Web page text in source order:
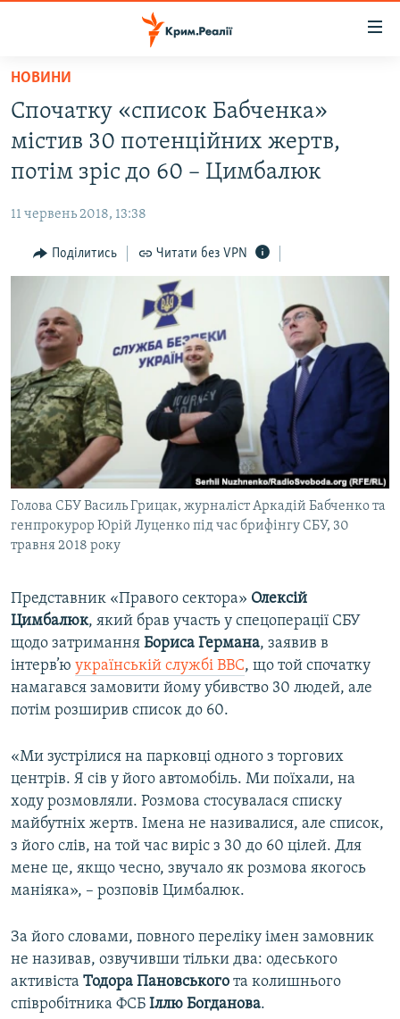
Перейти
основного
матеріалу
Перейти
до
основної
навігації
Перейти
до
ВОДА.КРИМ
ВІДЕО ТА ФОТО
БЛОГИ
ПОГЛЯД
ВСЕ ЗА ДЕНЬ
СПЕЦПРОЕКТИ
ДЕПОРТАЦІЯ
ВІДЕОУРОКИ «ELIFBE»
СВІДЧЕННЯ ОКУПАЦІЇ
УКРАЇНСЬКА ПРОБЛЕМА КРИМУ
ІНФОГРАФІКА
ЯК ОБІЙТИ БЛОКУВАННЯ
Русский
Qırımtatar
ДОЛУЧАЙСЯ!
Усі сайти RFE/RL
НОВИНИ
Спочатку «список Бабченка»
містив 30 потенційних жертв,
потім зріс до 60 – Цимбалюк
11 червень 2018, 13:38
Поділитись Читати без VPN
Голова СБУ Василь Грицак, журналіст Аркадій Бабченко та
генпрокурор Юрій Луценко під час брифінгу СБУ, 30
травня 2018 року
Представник «Правого сектора» Олексій
Цимбалюк, який брав участь у спецоперації СБУ
щодо затримання Бориса Германа, заявив в
інтерв’ю українській службі ВВС, що той спочатку
намагався замовити йому убивство 30 людей, але
потім розширив список до 60.
«Ми зустрілися на парковці одного з торгових
центрів. Я сів у його автомобіль. Ми поїхали, на
ходу розмовляли. Розмова стосувалася списку
майбутніх жертв. Імена не називалися, але список,
з його слів, на той час виріс з 30 до 60 цілей. Для
мене це, якщо чесно, звучало як розмова якогось
маніяка», – розповів Цимбалюк.
За його словами, повного переліку імен замовник
не називав, озвучивши тільки два: одеського
активіста Тодора Пановського та колишнього
співробітника ФСБ Іллю Богданова.